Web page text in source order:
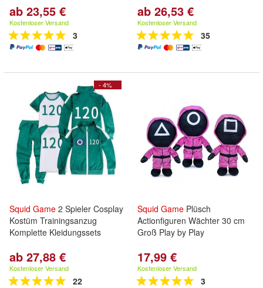
ab 23,55 €
Kostenloser Versand
3
ab 26,53 €
Kostenloser Versand
35
- 4%
Squid Game 2 Spieler Cosplay
Kostüm Trainingsanzug
Komplette Kleidungssets
ab 27,88 €
Kostenloser Versand
22
Squid Game Plüsch
Actionfiguren Wächter 30 cm
Groß Play by Play
17,99 €
Kostenloser Versand
3